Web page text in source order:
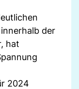
der
hat
2024